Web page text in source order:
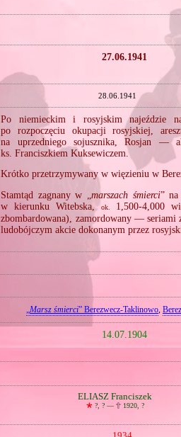
27.06.1941
28.06.1941
Po niemieckim i rosyjskim najeździe
po rozpoczęciu okupacji rosyjskiej,
na uprzedniego sojusznika, Rosjan —
ks. Franciszkiem Kuksewiczem.
Krótko przetrzymywany w więzieniu w
Stamtąd zagnany w „marszach śmierci” na
w kierunku Witebska, ok.
1,500‐4,000
zbombardowana), zamordowany —
ludobójczym akcie dokonanym przez
„Marsz śmierci” Berezwecz‐Taklinowo,
14.07.1904
ELIASZ Franciszek
🞲 ?, ? — 🕆1920, ?